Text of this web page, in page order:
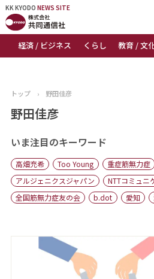
KK KYODO NEWS SITE
経済 / ビジネス くらし 教育 / 文
KK KYODONEWS SITE
トップページ
ニュース
おすすめコンテンツ
出版物
会社概要
トップ › 野田佳彦
野田佳彦
いま注目のキーワード
高畑充希 Too Young 重症筋無力症
アルジェニクスジャパン
NTTコミュニ
全国筋無力症友の会
b.dot 愛知